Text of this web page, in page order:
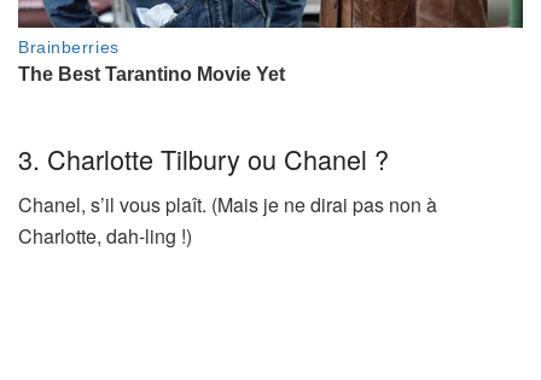
3. Charlotte Tilbury ou Chanel ?
Chanel, s’il vous plaît. (Mais je ne dirai pas non à
Charlotte, dah-ling !)